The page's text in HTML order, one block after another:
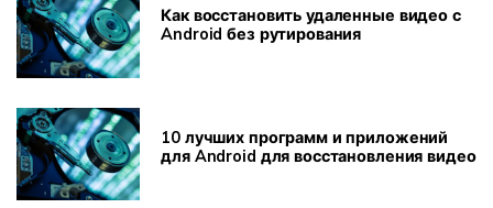
Как восстановить удаленные видео с
Android без рутирования
10 лучших программ и приложений
для Android для восстановления видео